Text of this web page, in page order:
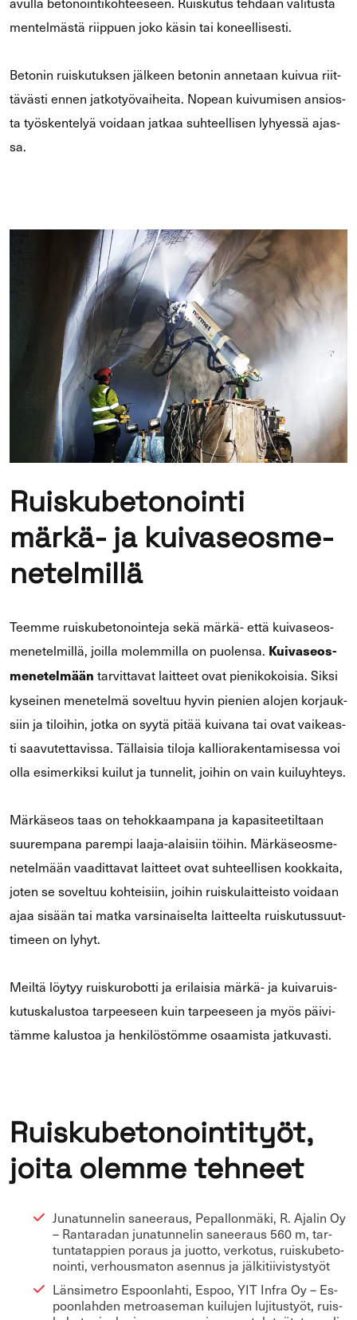
men­tel­mäs­tä riip­puen joko käsin tai ko­neel­li­ses­ti.
Be­to­nin ruis­ku­tuk­sen jäl­keen be­to­nin an­ne­taan kui­vua riit­
tä­väs­ti ennen jat­ko­työ­vai­hei­ta. No­pean kui­vu­mi­sen an­sios­
ta työs­ken­te­lyä voi­daan jat­kaa suh­teel­li­sen ly­hyes­sä ajas­
sa.
Ruis­ku­be­to­noin­ti
märkä-​ ja kui­va­seos­me­
ne­tel­mil­lä
Teem­me ruis­ku­be­to­noin­te­ja sekä märkä-​ että kui­va­seos­
me­ne­tel­mil­lä, joil­la mo­lem­mil­la on puo­len­sa. Kui­va­seos­
me­ne­tel­mään tar­vit­ta­vat lait­teet ovat pie­ni­ko­koi­sia. Siksi
ky­sei­nen me­ne­tel­mä so­vel­tuu hyvin pie­nien alo­jen kor­jauk­
siin ja ti­loi­hin, jotka on syytä pitää kui­va­na tai ovat vai­keas­
ti saa­vu­tet­ta­vis­sa. Täl­lai­sia ti­lo­ja kal­lio­ra­ken­ta­mi­ses­sa voi
olla esi­mer­kik­si kui­lut ja tun­ne­lit, joi­hin on vain kui­lu­yh­teys.
Mär­kä­seos taas on te­hok­kaam­pa­na ja ka­pa­si­tee­til­taan
suu­rem­pa­na pa­rem­pi laaja-​alaisiin töi­hin. Mär­kä­seos­me­
ne­tel­mään vaa­dit­ta­vat lait­teet ovat suh­teel­li­sen kook­kai­ta,
joten se so­vel­tuu koh­tei­siin, joi­hin ruis­ku­lait­teis­to voi­daan
ajaa si­sään tai matka var­si­nai­sel­ta lait­teel­ta ruis­ku­tus­suut­
ti­meen on lyhyt.
Meil­tä löy­tyy ruis­ku­ro­bot­ti ja eri­lai­sia märkä-​ ja kui­va­ruis­
ku­tus­ka­lus­toa tar­pee­seen kuin tar­pee­seen ja myös päi­vi­
täm­me ka­lus­toa ja hen­ki­lös­töm­me osaa­mis­ta jat­ku­vas­ti.
Ruis­ku­be­to­noin­ti­työt,
joita olem­me teh­neet
Ju­na­tun­ne­lin sa­nee­raus, Pe­pal­lon­mä­ki, R. Aja­lin Oy
– Ran­ta­ra­dan ju­na­tun­ne­lin sa­nee­raus 560 m, tar­
tun­ta­tap­pien po­raus ja juot­to, ver­ko­tus, ruis­ku­be­to­
noin­ti, ver­hous­ma­ton asen­nus ja jäl­ki­tii­vis­tys­työt
Län­si­met­ro Es­poon­lah­ti, Espoo, YIT Infra Oy – Es­
poon­lah­den met­roa­se­man kui­lu­jen lu­ji­tus­työt, ruis­